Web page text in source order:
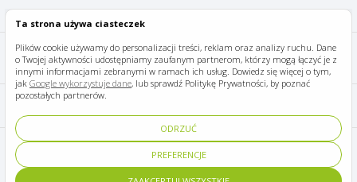
Ta strona używa ciasteczek
Plików cookie używamy do personalizacji treści, reklam oraz analizy ruchu. Dane
o Twojej aktywności udostępniamy zaufanym partnerom, którzy mogą łączyć je z
innymi informacjami zebranymi w ramach ich usług. Dowiedz się więcej o tym,
jak Google wykorzystuje dane, lub sprawdź Politykę Prywatności, by poznać
pozostałych partnerów.
ODRZUĆ
PREFERENCJE
Mazury Travel © 2026
Polityka prywatności